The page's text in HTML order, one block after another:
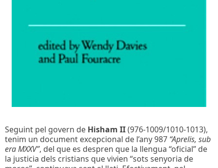
Seguint pel govern de Hisham II(976-1009/1010-1013),
tenim un document excepcional de l’any 987 “Aprelis, sub
era MXXV”, del que es despren que la llengua “oficial” de
la justicia dels cristians que vivien “sots senyoria de